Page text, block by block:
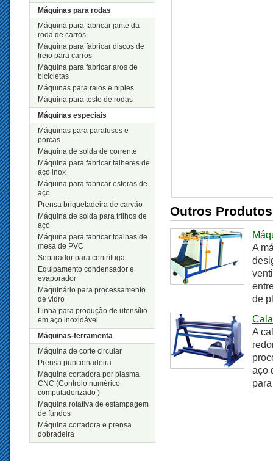
Máquinas para rodas
Máquina para fabricar jante da
roda de carros
Máquina para fabricar discos de
freio para carros
Máquina para fabricar aros de
bicicletas
Máquinas para raios e niples
Máquina para teste de rodas
Máquinas especiais
Máquinas para parafusos e
porcas
Máquina de solda de corrente
Máquina para fabricar talheres de
aço inox
Máquina para fabricar esferas de
aço
Prensa briquetadeira de carvão
Máquina de solda para trilhos de
aço
Máquina para fabricar toalhas de
mesa de PVC
Separador para centrífuga
Equipamento condensador e
evaporador
Maquinário para processamento
de vidro
Linha para produção de utensílio
em aço inoxidável
Máquinas-ferramenta
Máquina de corte circular
Prensa puncionadeira
Máquina cortadora por plasma
CNC (Controlo numérico
computadorizado )
Maquina rotativa de estampagem
de fundos
Máquina cortadora e prensa
dobradeira
Outros Produtos
A
de
A
aço